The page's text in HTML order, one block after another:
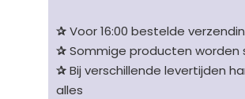
✰Voor 16:00 bestelde
✰Sommige producten worden
✰Bij verschillende levertijden
alles